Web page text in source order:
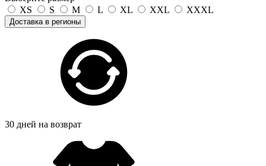
XS
S M L XL XXL XXXL
Доставка в регионы
30 дней на возврат